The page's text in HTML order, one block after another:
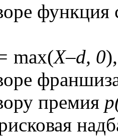
функция
max(X–d, 0
премия